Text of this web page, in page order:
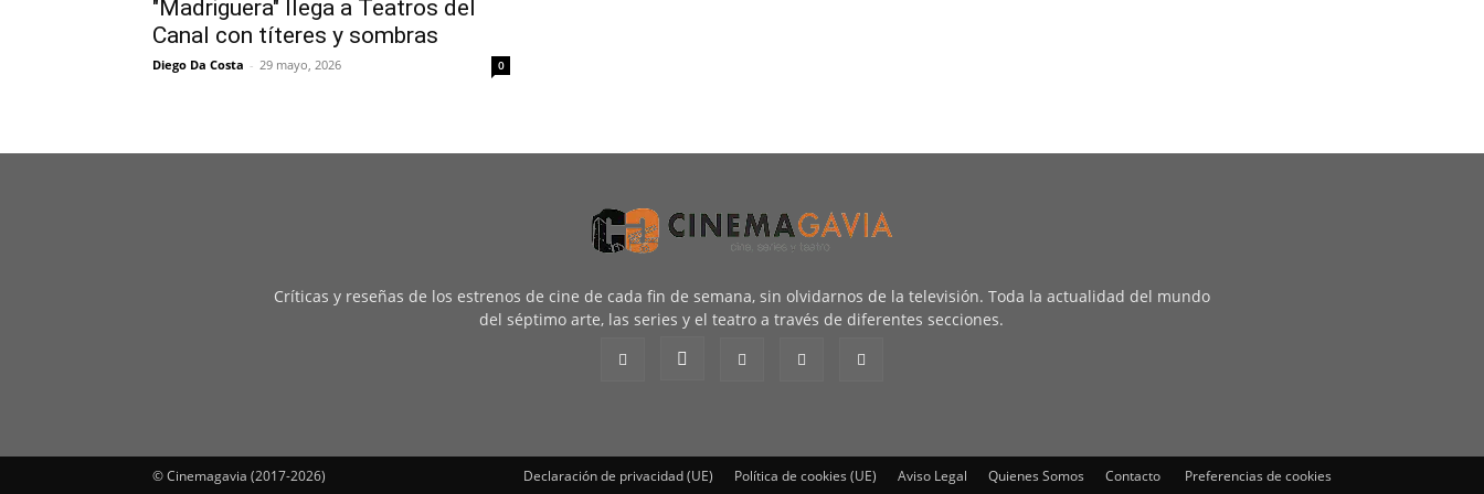
"Madriguera" llega a Teatros del
Canal con títeres y sombras
Diego Da Costa - 29 mayo, 2026 0
Críticas y reseñas de los estrenos de cine de cada fin de semana, sin olvidarnos de la televisión. Toda la actualidad del mundo
del séptimo arte, las series y el teatro a través de diferentes secciones.
Declaración de privacidad (UE) Política de cookies (UE) Aviso Legal Quienes Somos Contacto Preferencias de cookies
© Cinemagavia (2017-2026)